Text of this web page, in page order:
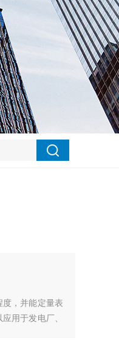
，并能定量表
用于发电厂、